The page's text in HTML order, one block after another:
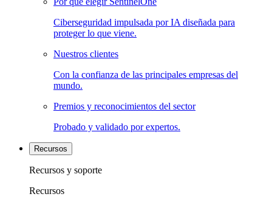
Ciberseguridad impulsada por IA diseñada para
proteger lo que viene.
Nuestros clientes
Con la confianza de las principales empresas del
mundo.
Premios y reconocimientos del sector
Probado y validado por expertos.
Recursos
Recursos y soporte
Recursos